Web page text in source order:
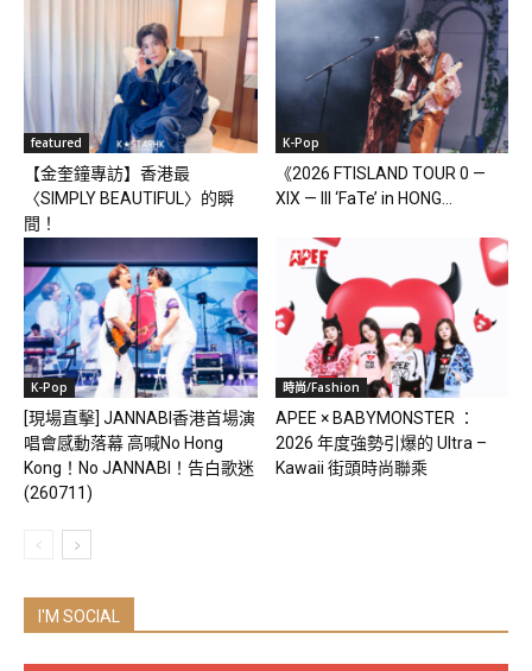
featured
【金奎鐘專訪】香港最
〈SIMPLY BEAUTIFUL〉的瞬
間！
K-Pop
《2026 FTISLAND TOUR 0 —
XIX — III ‘FaTe’ in HONG...
K-Pop
[現場直擊] JANNABI香港首場演
唱會感動落幕 高喊No Hong
Kong！No JANNABI！告白歌迷
(260711)
時尚/Fashion
APEE × BABYMONSTER ：
2026 年度強勢引爆的 Ultra –
Kawaii 街頭時尚聯乘
I'M SOCIAL